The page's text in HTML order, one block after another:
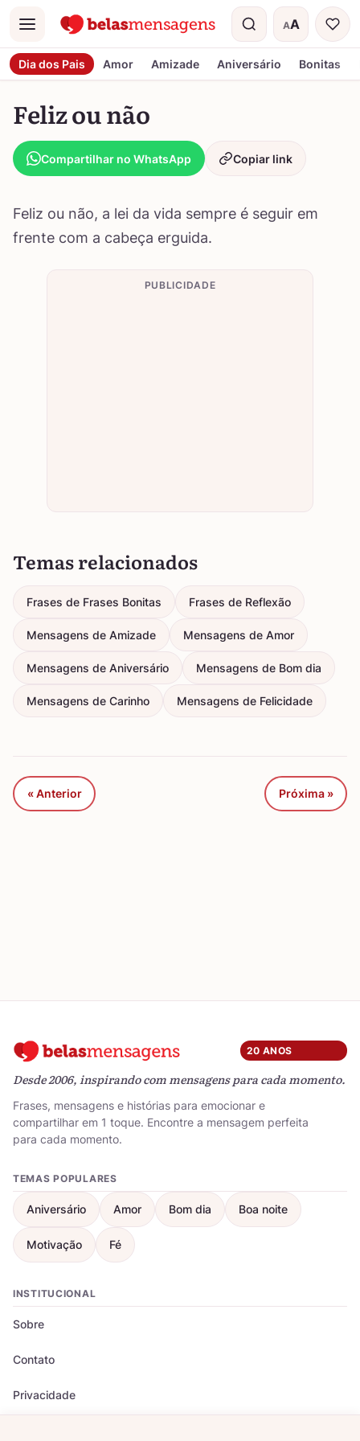
Menu AA
Tamanho do
Dia dos Pais Amor Amizade Aniversário Bonitas
Feliz ou não
Compartilhar no WhatsApp Copiar link
Feliz ou não, a lei da vida sempre é seguir em
frente com a cabeça erguida.
PUBLICIDADE
Temas relacionados
Frases de Frases Bonitas Frases de Reflexão
Mensagens de Amizade Mensagens de Amor
Mensagens de Aniversário Mensagens de Bom dia
Mensagens de Carinho Mensagens de Felicidade
« Anterior Próxima »
20 ANOS
Desde 2006, inspirando com mensagens para cada momento.
Frases, mensagens e histórias para emocionar e
compartilhar em 1 toque. Encontre a mensagem perfeita
para cada momento.
TEMAS POPULARES
Aniversário Amor Bom dia Boa noite
Motivação Fé
INSTITUCIONAL
Sobre
Contato
Privacidade